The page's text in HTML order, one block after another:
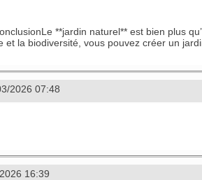
**jardin naturel** est bien plus
la biodiversité, vous pouvez créer un
2026 07:48
16:39